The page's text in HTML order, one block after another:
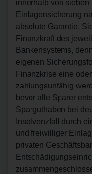
innerhalb von sieben
Einlagensicherung
absolute Garantie.
Finanzkraft des
Bankensystems,
eigenen
Finanzkrise eine
zahlungsunfähig
bevor alle Sparer
Sparguthaben bei
Insolvenzfall durch
und freiwilliger
privaten